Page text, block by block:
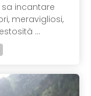
sa incantare
meravigliosi,
...